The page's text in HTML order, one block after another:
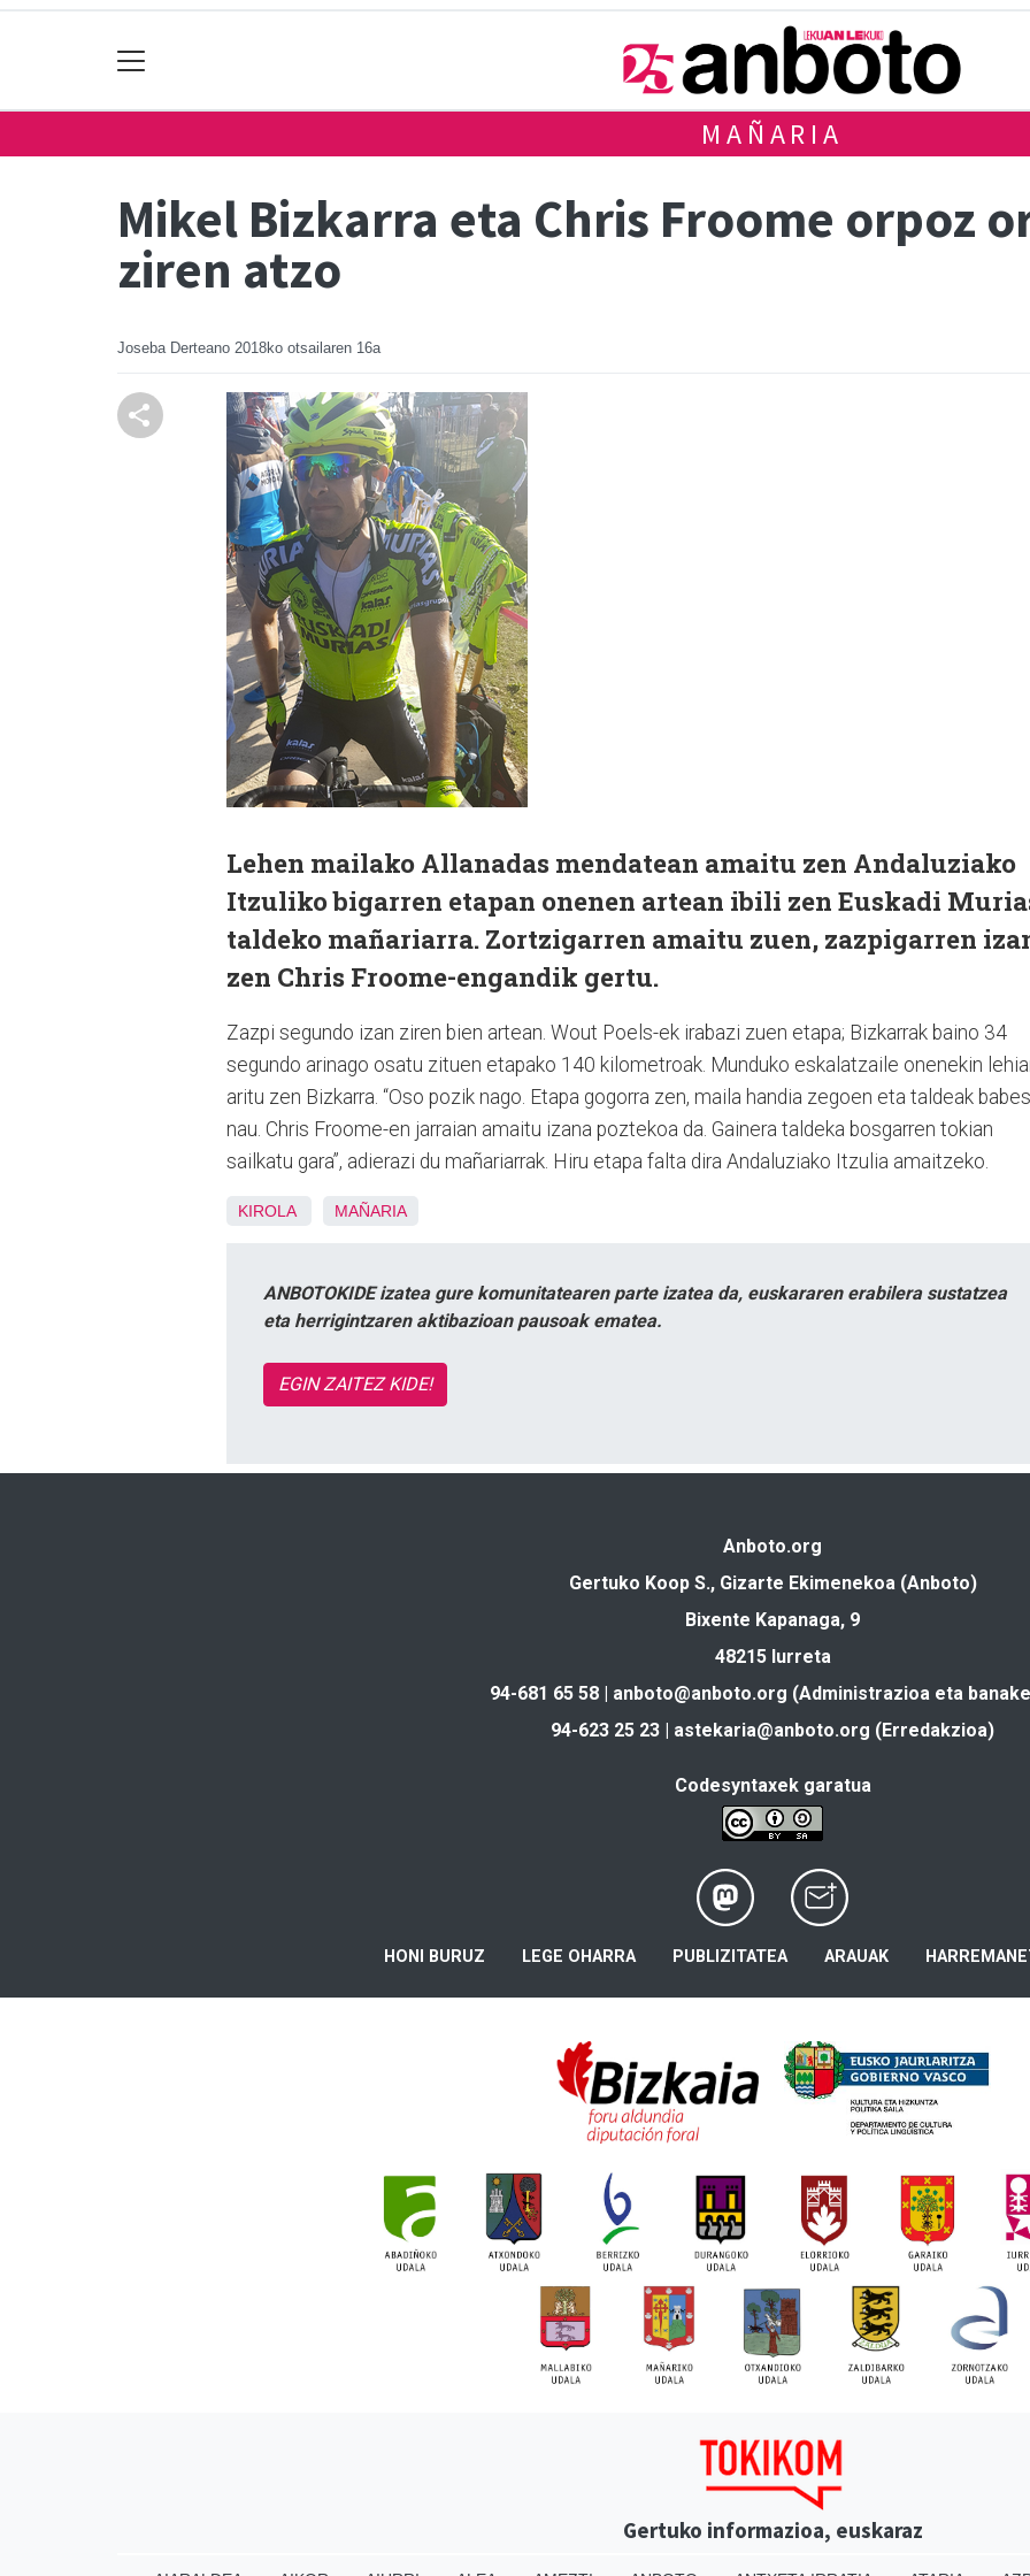
MAÑARIA
Mikel Bizkarra eta Chris Froome orpoz
ziren atzo
Joseba Derteano 2018ko otsailaren 16a
Lehen mailako Allanadas mendatean amaitu zen Andaluziako
Itzuliko bigarren etapan onenen artean ibili zen Euskadi
taldeko mañariarra. Zortzigarren amaitu zuen, zazpigarren
zen Chris Froome-engandik gertu.
Zazpi segundo izan ziren bien artean. Wout Poels-ek irabazi zuen etapa; Bizkarrak baino 34
segundo arinago osatu zituen etapako 140 kilometroak. Munduko eskalatzaile onenekin
aritu zen Bizkarra. “Oso pozik nago. Etapa gogorra zen, maila handia zegoen eta taldeak
nau. Chris Froome-en jarraian amaitu izana poztekoa da. Gainera taldeka bosgarren tokian
sailkatu gara”, adierazi du mañariarrak. Hiru etapa falta dira Andaluziako Itzulia amaitzeko.
KIROLA MAÑARIA
ANBOTOKIDE izatea gure komunitatearen parte izatea da, euskararen erabilera sustatzea
eta herrigintzaren aktibazioan pausoak ematea.
EGIN ZAITEZ KIDE!
Anboto.org
Gertuko Koop S., Gizarte Ekimenekoa (Anboto)
Bixente Kapanaga, 9
48215 Iurreta
94-681 65 58 | anboto@anboto.org (Administrazioa eta
94-623 25 23 | astekaria@anboto.org (Erredakzioa)
Codesyntaxek garatua
HONI BURUZ LEGE OHARRA PUBLIZITATEA ARAUAK
Gertuko informazioa, euskaraz